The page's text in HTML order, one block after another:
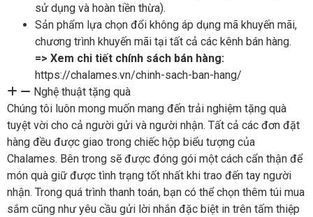
sử dụng và hoàn tiền thừa).
Sản phẩm lựa chọn đổi không áp dụng mã khuyến mãi,
chương trình khuyến mãi tại tất cả các kênh bán hàng.
=> Xem chi tiết chính sách bán hàng:
https://chalames.vn/chinh-sach-ban-hang/
Nghệ thuật tặng quà
Chúng tôi luôn mong muốn mang đến trải nghiệm tặng quà
tuyệt vời cho cả người gửi và người nhận. Tất cả các đơn đặt
hàng đều được giao trong chiếc hộp biểu tượng của
Chalames. Bên trong sẽ được đóng gói một cách cẩn thận để
món quà giữ được tình trạng tốt nhất khi trao đến tay người
nhận. Trong quá trình thanh toán, bạn có thể chọn thêm túi mua
sắm cũng như yêu cầu gửi lời nhắn đặc biệt in trên tấm thiệp